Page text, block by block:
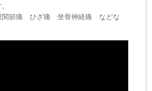
節痛 ひざ痛 坐骨神経痛 などな